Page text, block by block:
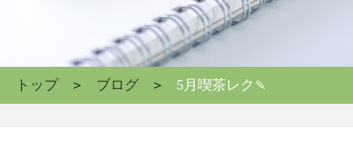
トップ ブログ 5月喫茶レク🍡